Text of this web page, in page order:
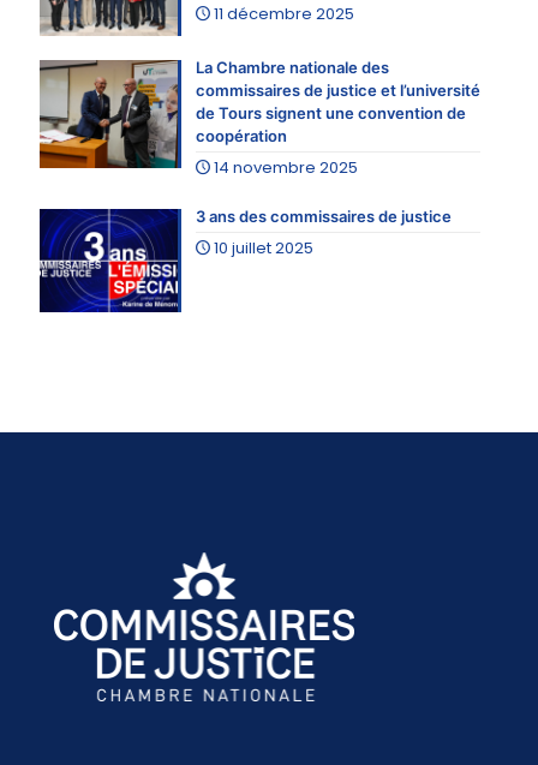
11 décembre 2025
La Chambre nationale des
commissaires de justice et l’université
de Tours signent une convention de
coopération
14 novembre 2025
3 ans des commissaires de justice
10 juillet 2025